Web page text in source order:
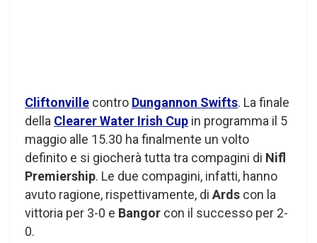
Cliftonville contro Dungannon Swifts. La finale
della Clearer Water Irish Cup in programma il 5
maggio alle 15.30 ha finalmente un volto
definito e si giocherà tutta tra compagini di Nifl
Premiership. Le due compagini, infatti, hanno
avuto ragione, rispettivamente, di Ards con la
vittoria per 3-0 e Bangor con il successo per 2-
0.